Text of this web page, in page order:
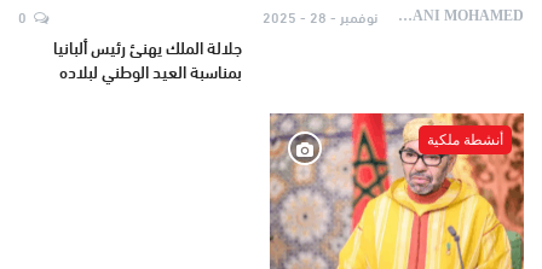
AYDANI MOHAMED نوفمبر - 28 - 2025
جلالة الملك يهنئ رئيس ألبانيا
بمناسبة العيد الوطني لبلاده
أنشطة ملكية